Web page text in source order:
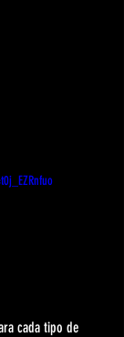
cada tipo de